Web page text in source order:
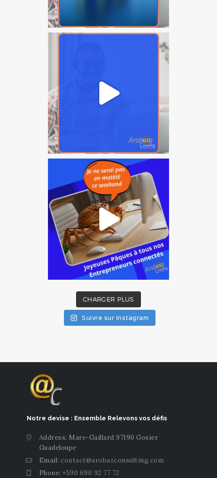
CHARGER PLUS
Suivre sur Instagram
Notre devise : Ensemble Relevons vos défis
Address: Mare-Gaillard 97190 Gosier
Guadeloupe
Email: contact@arobazconsulting.com
Phone:+590 690 92 77 72